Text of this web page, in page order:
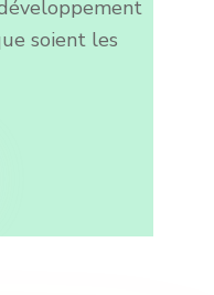
soient les